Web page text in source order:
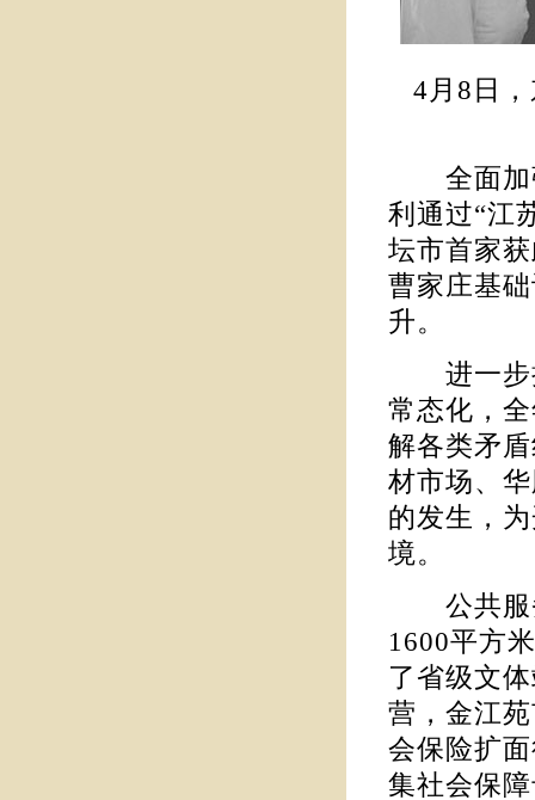
4月8日
全面加强
利通过“江
坛市首家
曹家庄基
升。
进一步把
常态化，
解各类矛
材市场、
的发生，
境。
公共服务
1600平方
了省级文
营，金江
会保险扩
集社会保